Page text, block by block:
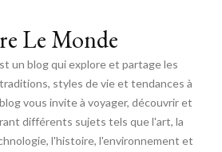
Le Monde
un blog qui explore et partage les
styles de vie et tendances à
vous invite à voyager, découvrir et
différents sujets tels que l'art, la
l'histoire, l'environnement et